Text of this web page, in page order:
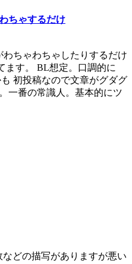
ちゃするだけ
ちゃわちゃしたりするだけ
ます。 BL想定。口調的に
初投稿なので文章がグダグ
一番の常識人。基本的にツ
どの描写がありますが悪い